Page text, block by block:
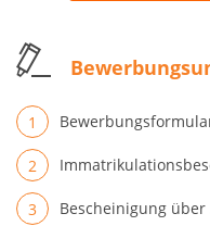
Bescheinigung